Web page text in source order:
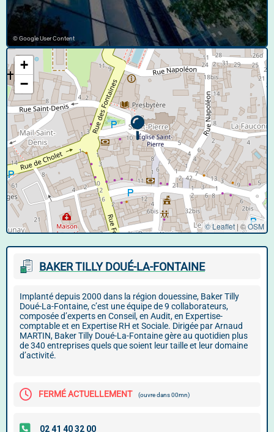
© Google User Content
+
−
© Leaflet | ©OSM
BAKER TILLY DOUÉ-LA-FONTAINE
Implanté depuis 2000 dans la région douessine, Baker Tilly
Doué-La-Fontaine, c’est une équipe de 9 collaborateurs,
composée d’experts en Conseil, en Audit, en Expertise-
comptable et en Expertise RH et Sociale. Dirigée par Arnaud
MARTIN, Baker Tilly Doué-La-Fontaine gère au quotidien plus
de 340 entreprises quels que soient leur taille et leur domaine
d’activité.
FERMÉ ACTUELLEMENT (ouvre dans 00mn)